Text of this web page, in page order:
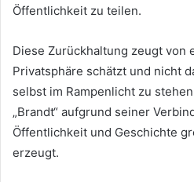
Öffentlichkeit zu teilen.
Diese Zurückhaltung zeugt von
Privatsphäre schätzt und nicht
selbst im Rampenlicht zu
„Brandt“ aufgrund seiner
Öffentlichkeit und Geschichte
erzeugt.